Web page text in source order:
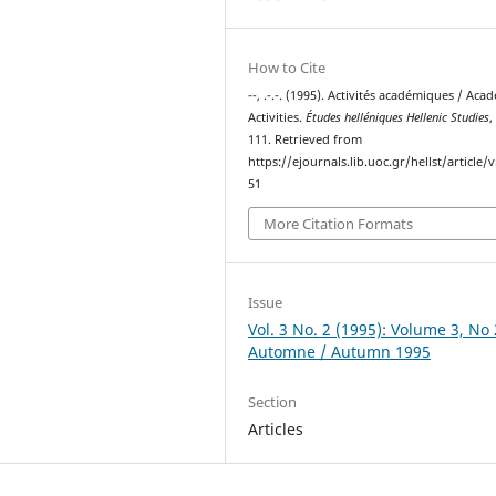
How to Cite
--, .-.-. (1995). Activités académiques /
Activities.Études helléniques Hellenic Studies,
111. Retrieved from
https://ejournals.lib.uoc.gr/hellst/article/
51
More Citation Formats
Issue
Vol. 3 No. 2 (1995): Volume 3, No
Automne / Autumn 1995
Section
Articles